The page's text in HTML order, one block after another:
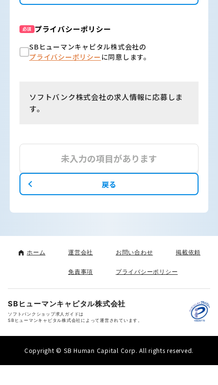
必須 プライバシーポリシー
SBヒューマンキャピタル株式会社の
プライバシーポリシーに同意します。
ソフトバンク株式会社の求人情報に応募しま
す。
未入力の項目があります
戻る
ホーム 運営会社 お問い合わせ 掲載依頼
免責事項 プライバシーポリシー
SBヒューマンキャピタル株式会社
ソフトバンクショップ求人ガイドは
SBヒューマンキャピタル株式会社によって運営されています。
Copyright © SB Human Capital Corp. All rights reserved.